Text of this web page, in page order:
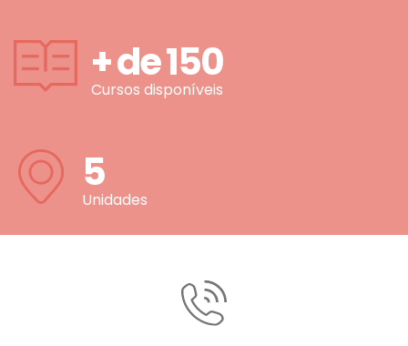
+ de150
Cursos disponíveis
5
Unidades